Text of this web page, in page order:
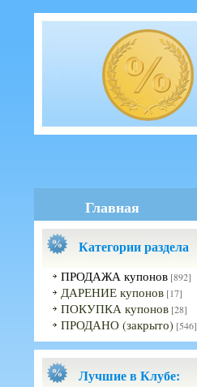
Главная
Категории раздела
ПРОДАЖА купонов [892]
ДАРЕНИЕ купонов [17]
ПОКУПКА купонов [28]
ПРОДАНО (закрыто) [546]
Лучшие в Клубе: